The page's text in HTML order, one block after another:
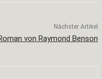
Nächster Artikel
von Raymond Benson